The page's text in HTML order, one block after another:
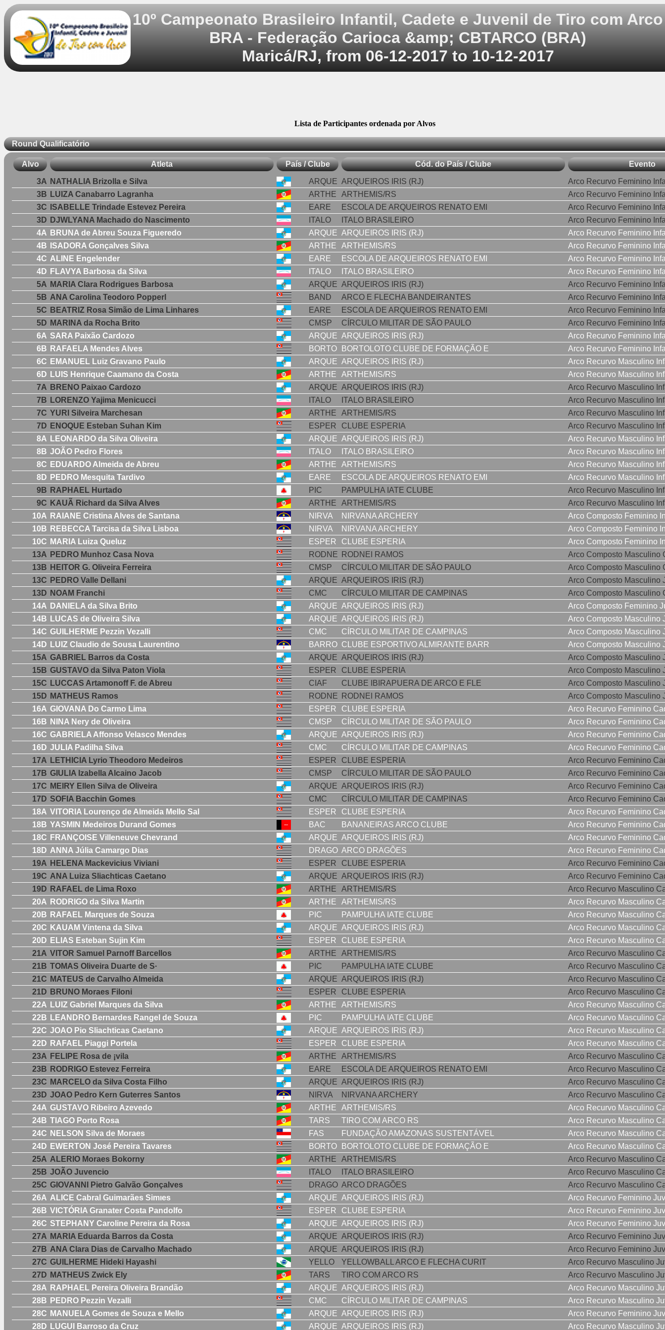
10º Campeonato Brasileiro Infantil, Cadete e Juvenil de Tiro com Arco
BRA - Federação Carioca &amp; CBTARCO (BRA)
Maricá/RJ, from 06-12-2017 to 10-12-2017
Lista de Participantes ordenada por Alvos
Round Qualificatório
Alvo Atleta País / Clube Cód. do País / Clube Evento
3A NATHALIA Brizolla e Silva ARQUE ARQUEIROS IRIS (RJ)
Arco Recurvo Feminino
3B LUIZA Canabarro Lagranha ARTHE ARTHEMIS/RS
Arco Recurvo Feminino
3C
ISABELLE Trindade Estevez Pereira EARE ESCOLA DE ARQUEIROS RENATO EMI
Arco Recurvo Feminino
3D DJWLYANA Machado do Nascimento ITALO ITALO BRASILEIRO
Arco Recurvo Feminino
4A BRUNA de Abreu Souza Figueredo ARQUE ARQUEIROS IRIS (RJ)
Arco Recurvo Feminino
4B
ISADORA Gonçalves Silva ARTHE ARTHEMIS/RS
Arco Recurvo Feminino
4C ALINE Engelender EARE ESCOLA DE ARQUEIROS RENATO EMI
Arco Recurvo Feminino
4D FLAVYA Barbosa da Silva ITALO ITALO BRASILEIRO
Arco Recurvo Feminino
5A MARIA Clara Rodrigues Barbosa ARQUE ARQUEIROS IRIS (RJ)
Arco Recurvo Feminino
5B ANA Carolina Teodoro Popperl BAND ARCO E FLECHA BANDEIRANTES
Arco Recurvo Feminino
5C BEATRIZ Rosa Simão de Lima Linhares EARE ESCOLA DE ARQUEIROS RENATO EMI
Arco Recurvo Feminino
5D MARINA da Rocha Brito CMSP CÍRCULO MILITAR DE SÃO PAULO
Arco Recurvo Feminino
6A SARA Paixão Cardozo ARQUE ARQUEIROS IRIS (RJ)
Arco Recurvo Feminino
6B RAFAELA Mendes Alves BORTO BORTOLOTO CLUBE DE FORMAÇÃO E
Arco Recurvo Feminino
6C EMANUEL Luiz Gravano Paulo ARQUE ARQUEIROS IRIS (RJ)
Arco Recurvo Masculino
6D LUIS Henrique Caamano da Costa ARTHE ARTHEMIS/RS
Arco Recurvo Masculino
7A BRENO Paixao Cardozo ARQUE ARQUEIROS IRIS (RJ)
Arco Recurvo Masculino
7B LORENZO Yajima Menicucci ITALO ITALO BRASILEIRO
Arco Recurvo Masculino
7C YURI Silveira Marchesan ARTHE ARTHEMIS/RS
Arco Recurvo Masculino
7D ENOQUE Esteban Suhan Kim ESPER CLUBE ESPERIA
Arco Recurvo Masculino
8A LEONARDO da Silva Oliveira ARQUE ARQUEIROS IRIS (RJ)
Arco Recurvo Masculino
8B JOÃO Pedro Flores ITALO ITALO BRASILEIRO
Arco Recurvo Masculino
8C EDUARDO Almeida de Abreu ARTHE ARTHEMIS/RS
Arco Recurvo Masculino
8D PEDRO Mesquita Tardivo EARE ESCOLA DE ARQUEIROS RENATO EMI
Arco Recurvo Masculino
9B RAPHAEL Hurtado PIC PAMPULHA IATE CLUBE
Arco Recurvo Masculino
9C KAUÃ Richard da Silva Alves ARTHE ARTHEMIS/RS
Arco Recurvo Masculino
10A RAIANE Cristina Alves de Santana NIRVA NIRVANA ARCHERY
Arco Composto Feminino
10B REBECCA Tarcisa da Silva Lisboa NIRVA NIRVANA ARCHERY
Arco Composto Feminino
10C MARIA Luiza Queluz ESPER CLUBE ESPERIA
Arco Composto Feminino
13A PEDRO Munhoz Casa Nova RODNE RODNEI RAMOS
Arco Composto Masculino
13B HEITOR G. Oliveira Ferreira CMSP CÍRCULO MILITAR DE SÃO PAULO
Arco Composto Masculino
13C PEDRO Valle Dellani ARQUE ARQUEIROS IRIS (RJ)
Arco Composto Masculino
13D NOAM Franchi CMC CÍRCULO MILITAR DE CAMPINAS
Arco Composto Masculino
14A DANIELA da Silva Brito ARQUE ARQUEIROS IRIS (RJ)
Arco Composto Feminino
14B LUCAS de Oliveira Silva ARQUE ARQUEIROS IRIS (RJ)
Arco Composto Masculino
14C GUILHERME Pezzin Vezalli CMC CÍRCULO MILITAR DE CAMPINAS
Arco Composto Masculino
14D LUIZ Claudio de Sousa Laurentino BARRO CLUBE ESPORTIVO ALMIRANTE BARR
Arco Composto Masculino
15A GABRIEL Barros da Costa ARQUE ARQUEIROS IRIS (RJ)
Arco Composto Masculino
15B GUSTAVO da Silva Paton Viola ESPER CLUBE ESPERIA
Arco Composto Masculino
15C LUCCAS Artamonoff F. de Abreu CIAF CLUBE IBIRAPUERA DE ARCO E FLE
Arco Composto Masculino
15D MATHEUS Ramos RODNE RODNEI RAMOS
Arco Composto Masculino
16A GIOVANA Do Carmo Lima ESPER CLUBE ESPERIA
Arco Recurvo Feminino
16B NINA Nery de Oliveira CMSP CÍRCULO MILITAR DE SÃO PAULO
Arco Recurvo Feminino
16C GABRIELA Affonso Velasco Mendes ARQUE ARQUEIROS IRIS (RJ)
Arco Recurvo Feminino
16D JULIA Padilha Silva CMC CÍRCULO MILITAR DE CAMPINAS
Arco Recurvo Feminino
17A LETHICIA Lyrio Theodoro Medeiros ESPER CLUBE ESPERIA
Arco Recurvo Feminino
17B GIULIA Izabella Alcaino Jacob CMSP CÍRCULO MILITAR DE SÃO PAULO
Arco Recurvo Feminino
17C MEIRY Ellen Silva de Oliveira ARQUE ARQUEIROS IRIS (RJ)
Arco Recurvo Feminino
17D SOFIA Bacchin Gomes CMC CÍRCULO MILITAR DE CAMPINAS
Arco Recurvo Feminino
18A VITORIA Lourenço de Almeida Mello Sal ESPER CLUBE ESPERIA
Arco Recurvo Feminino
18B YASMIN Medeiros Durand Gomes BAC BANANEIRAS ARCO CLUBE
Arco Recurvo Feminino
18C FRANÇOISE Villeneuve Chevrand ARQUE ARQUEIROS IRIS (RJ)
Arco Recurvo Feminino
18D ANNA Júlia Camargo Dias DRAGO ARCO DRAGÕES
Arco Recurvo Feminino
19A HELENA Mackevicius Viviani ESPER CLUBE ESPERIA
Arco Recurvo Feminino
19C ANA Luiza Sliachticas Caetano ARQUE ARQUEIROS IRIS (RJ)
Arco Recurvo Feminino
19D RAFAEL de Lima Roxo ARTHE ARTHEMIS/RS
Arco Recurvo Masculino
20A RODRIGO da Silva Martin ARTHE ARTHEMIS/RS
Arco Recurvo Masculino
20B RAFAEL Marques de Souza PIC PAMPULHA IATE CLUBE
Arco Recurvo Masculino
20C KAUAM Vintena da Silva ARQUE ARQUEIROS IRIS (RJ)
Arco Recurvo Masculino
20D ELIAS Esteban Sujin Kim ESPER CLUBE ESPERIA
Arco Recurvo Masculino
21A VITOR Samuel Parnoff Barcellos ARTHE ARTHEMIS/RS
Arco Recurvo Masculino
21B TOMAS Oliveira Duarte de S· PIC PAMPULHA IATE CLUBE
Arco Recurvo Masculino
21C MATEUS de Carvalho Almeida ARQUE ARQUEIROS IRIS (RJ)
Arco Recurvo Masculino
21D BRUNO Moraes Filoni ESPER CLUBE ESPERIA
Arco Recurvo Masculino
22A LUIZ Gabriel Marques da Silva ARTHE ARTHEMIS/RS
Arco Recurvo Masculino
22B LEANDRO Bernardes Rangel de Souza PIC PAMPULHA IATE CLUBE
Arco Recurvo Masculino
22C JOAO Pio Sliachticas Caetano ARQUE ARQUEIROS IRIS (RJ)
Arco Recurvo Masculino
22D RAFAEL Piaggi Portela ESPER CLUBE ESPERIA
Arco Recurvo Masculino
23A FELIPE Rosa de ¡vila ARTHE ARTHEMIS/RS
Arco Recurvo Masculino
23B RODRIGO Estevez Ferreira EARE ESCOLA DE ARQUEIROS RENATO EMI
Arco Recurvo Masculino
23C MARCELO da Silva Costa Filho ARQUE ARQUEIROS IRIS (RJ)
Arco Recurvo Masculino
23D JOAO Pedro Kern Guterres Santos NIRVA NIRVANA ARCHERY
Arco Recurvo Masculino
24A GUSTAVO Ribeiro Azevedo ARTHE ARTHEMIS/RS
Arco Recurvo Masculino
24B TIAGO Porto Rosa TARS TIRO COM ARCO RS
Arco Recurvo Masculino
24C NELSON Silva de Moraes FAS FUNDAÇÃO AMAZONAS SUSTENTÁVEL
Arco Recurvo Masculino
24D EWERTON José Pereira Tavares BORTO BORTOLOTO CLUBE DE FORMAÇÃO E
Arco Recurvo Masculino
25A ALERIO Moraes Bokorny ARTHE ARTHEMIS/RS
Arco Recurvo Masculino
25B JOÃO Juvencio ITALO ITALO BRASILEIRO
Arco Recurvo Masculino
25C GIOVANNI Pietro Galvão Gonçalves DRAGO ARCO DRAGÕES
Arco Recurvo Masculino
26A ALICE Cabral Guimarães Simıes ARQUE ARQUEIROS IRIS (RJ)
Arco Recurvo Feminino
26B VICTÓRIA Granater Costa Pandolfo ESPER CLUBE ESPERIA
Arco Recurvo Feminino
26C STEPHANY Caroline Pereira da Rosa ARQUE ARQUEIROS IRIS (RJ)
Arco Recurvo Feminino
27A MARIA Eduarda Barros da Costa ARQUE ARQUEIROS IRIS (RJ)
Arco Recurvo Feminino
27B ANA Clara Dias de Carvalho Machado ARQUE ARQUEIROS IRIS (RJ)
Arco Recurvo Feminino
27C GUILHERME Hideki Hayashi YELLO YELLOWBALL ARCO E FLECHA CURIT
Arco Recurvo Masculino
27D MATHEUS Zwick Ely TARS TIRO COM ARCO RS
Arco Recurvo Masculino
28A RAPHAEL Pereira Oliveira Brandão ARQUE ARQUEIROS IRIS (RJ)
Arco Recurvo Masculino
28B PEDRO Pezzin Vezalli CMC CÍRCULO MILITAR DE CAMPINAS
Arco Recurvo Masculino
28C MANUELA Gomes de Souza e Mello ARQUE ARQUEIROS IRIS (RJ)
Arco Recurvo Feminino
28D LUGUI Barroso da Cruz ARQUE ARQUEIROS IRIS (RJ) Arco Recurvo Masculino